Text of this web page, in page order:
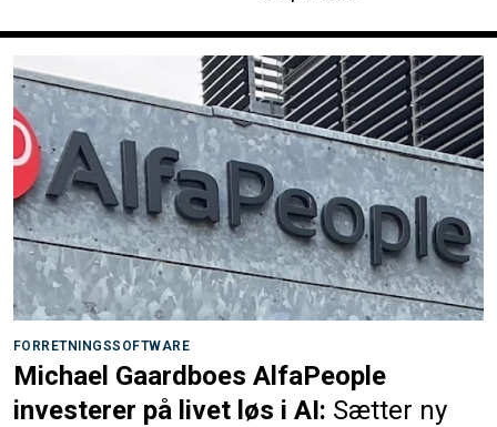
FORRETNINGSSOFTWARE
Michael Gaardboes AlfaPeople
investerer på livet løs i AI: Sætter ny